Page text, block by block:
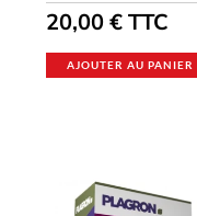
20,00€ TTC
AJOUTER AU PANIER